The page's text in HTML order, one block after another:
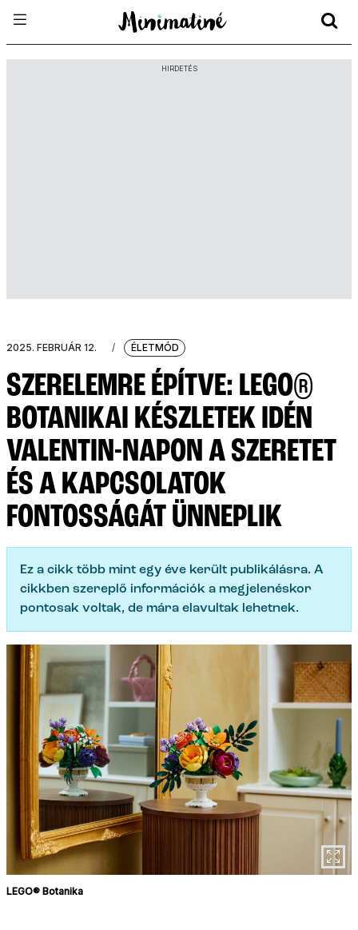
HIRDETÉS
2025. FEBRUÁR 12. / ÉLETMÓD
SZERELEMRE ÉPÍTVE: LEGO®
BOTANIKAI KÉSZLETEK IDÉN
VALENTIN-NAPON A SZERETET
ÉS A KAPCSOLATOK
FONTOSSÁGÁT ÜNNEPLIK
Ez a cikk több mint egy éve került publikálásra. A
cikkben szereplő információk a megjelenéskor
pontosak voltak, de mára elavultak lehetnek.
LEGO® Botanika